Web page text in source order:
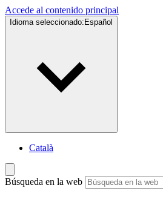
Accede al contenido principal
Idioma seleccionado: Español
Català
Búsqueda en la web